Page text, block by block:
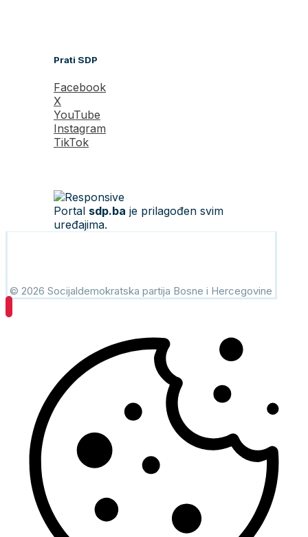
Prati SDP
Facebook
X
YouTube
Instagram
TikTok
Portal sdp.ba je prilagođen svim
uređajima.
© 2026 Socijaldemokratska partija Bosne i Hercegovine